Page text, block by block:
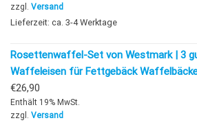
zzgl. Versand
Lieferzeit: ca. 3-4 Werktage
Rosettenwaffel-Set von Westmark | 3
Waffeleisen für Fettgebäck
€26,90
Enthält 19% MwSt.
zzgl. Versand